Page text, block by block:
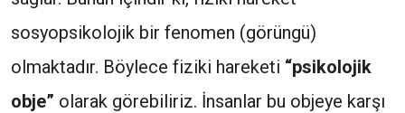
sosyopsikolojik bir fenomen (görüngü)
olmaktadır. Böylece fiziki hareketi “psikolojik
obje” olarak görebiliriz. İnsanlar bu objeye karşı